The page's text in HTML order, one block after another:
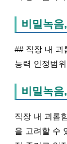
비밀녹
## 직장 내 괴
능력 인정범위
비밀녹
직장 내 괴롭
을 고려할 수